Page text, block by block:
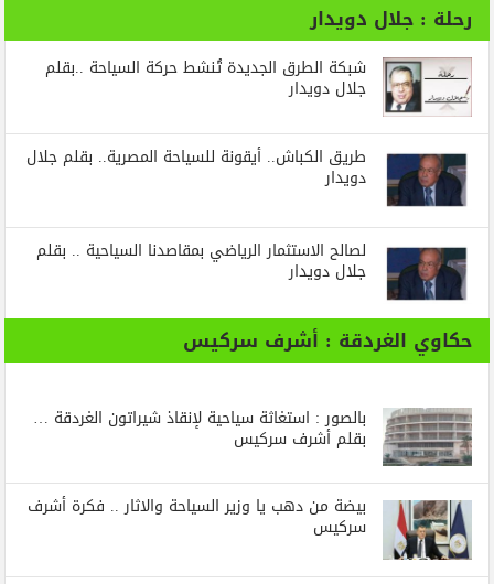
رحلة : جلال دويدار
شبكة الطرق الجديدة تُنشط حركة السياحة ..بقلم
جلال دويدار
طريق الكباش.. أيقونة للسياحة المصرية.. بقلم جلال
دويدار
لصالح الاستثمار الرياضي بمقاصدنا السياحية .. بقلم
جلال دويدار
حكاوي الغردقة : أشرف سركيس
بالصور : استغاثة سياحية لإنقاذ شيراتون الغردقة …
بقلم أشرف سركيس
بيضة من دهب يا وزير السياحة والاثار .. فكرة أشرف
سركيس